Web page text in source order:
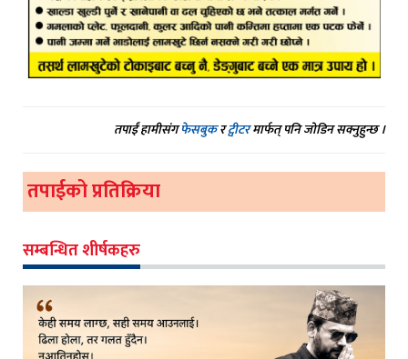
तपाईं हामीसंगफेसबुकरट्वीटरमार्फत् पनि जोडिन सक्नुहुन्छ ।
तपाईको प्रतिक्रिया
सम्बन्धित शीर्षकहरु